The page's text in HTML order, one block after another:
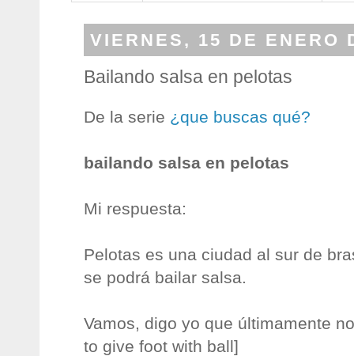
VIERNES, 15 DE ENERO
Bailando salsa en pelotas
De la serie ¿que buscas qué?
bailando salsa en pelotas
Mi respuesta:
Pelotas es una ciudad al sur de
se podrá bailar salsa.
Vamos, digo yo que últimamente
to give foot with ball]